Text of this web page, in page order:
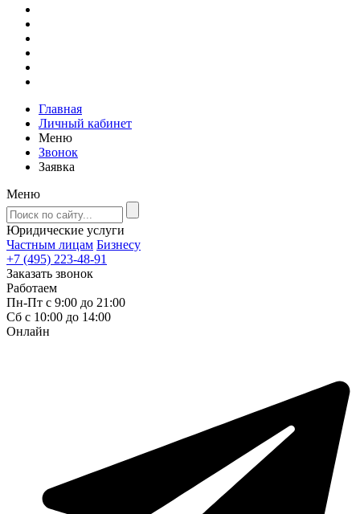
Главная
Личный кабинет
Меню
Звонок
Заявка
Меню
Юридические услуги
Частным лицам Бизнесу
+7 (495) 223-48-91
Заказать звонок
Работаем
Пн-Пт с 9:00 до 21:00
Сб с 10:00 до 14:00
Онлайн